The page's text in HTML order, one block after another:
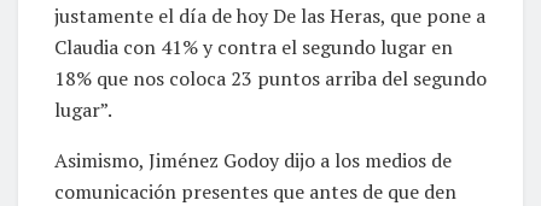
justamente el día de hoy De las Heras, que pone a
Claudia con 41% y contra el segundo lugar en
18% que nos coloca 23 puntos arriba del segundo
lugar”.
Asimismo, Jiménez Godoy dijo a los medios de
comunicación presentes que antes de que den